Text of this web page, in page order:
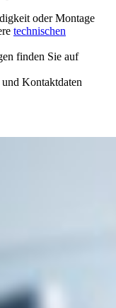
oder Montage
technischen
finden Sie auf
Kontaktdaten